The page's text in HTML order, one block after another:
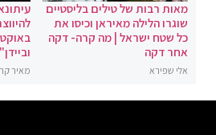
מאות רבות של טילים בליסטיים
שוגרו הלילה מאיראן וכיסו את
כל שטח ישראל | מה קרה- דקה
אחר דקה
אלי שפירא
וביידן"
מאיר